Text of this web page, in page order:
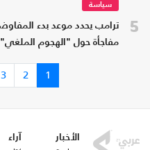
5
سياسة
ترامب يحدد موعد بدء
مفاجأة حول "الهجوم الملغي"
1
2
3
الأخبار آراء